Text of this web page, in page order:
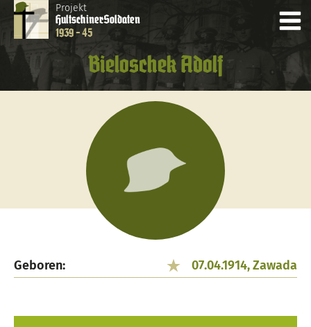
Projekt
HultschinerSoldaten
1939 - 45
Bieloschek Adolf
Geboren: 07.04.1914, Zawada